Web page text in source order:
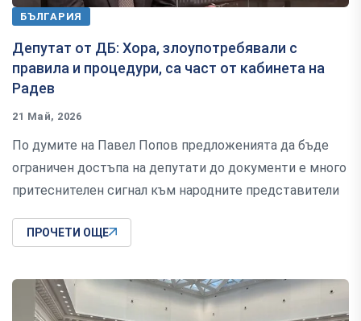
БЪЛГАРИЯ
Депутат от ДБ: Хора, злоупотребявали с
правила и процедури, са част от кабинета на
Радев
21 Май, 2026
По думите на Павел Попов предложенията да бъде
ограничен достъпа на депутати до документи е много
притеснителен сигнал към народните представители
ПРОЧЕТИ ОЩЕ